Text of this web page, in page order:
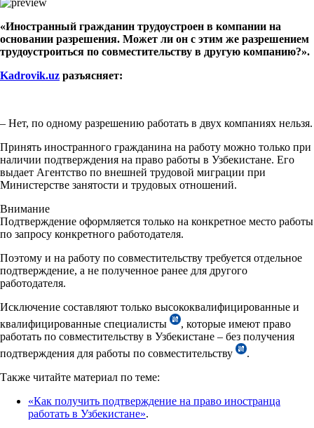
«Иностранный гражданин трудоустроен в компании на
основании разрешения. Может ли он с этим же разрешением
трудоустроиться по совместительству в другую компанию?».
Kadrovik.uz разъясняет:
– Нет, по одному разрешению работать в двух компаниях нельзя.
Принять иностранного гражданина на работу можно только при
наличии подтверждения на право работы в Узбекистане. Его
выдает Агентство по внешней трудовой миграции при
Министерстве занятости и трудовых отношений.
Внимание
Подтверждение оформляется только на конкретное место работы
по запросу конкретного работодателя.
Поэтому и на работу по совместительству требуется отдельное
подтверждение, а не полученное ранее для другого
работодателя.
Исключение составляют только высококвалифицированные и
квалифицированные специалисты
, которые имеют право
работать по совместительству в Узбекистане – без получения
подтверждения для работы по совместительству
.
Также читайте материал по теме:
«Как получить подтверждение на право иностранца
работать в Узбекистане».